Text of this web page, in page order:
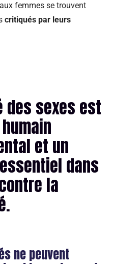
femmes se trouvent
critiqués par leurs
des sexes est
et un
dans
la
ne peuvent